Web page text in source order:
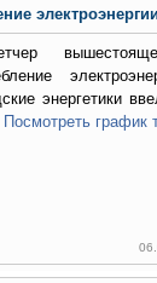
электроэнергии
энергетики
Посмотреть график